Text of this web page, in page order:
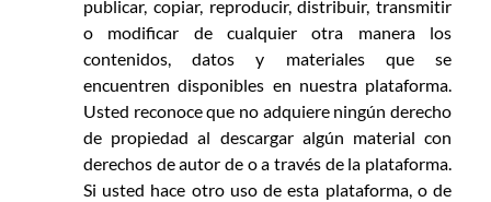
publicar, copiar, reproducir, distribuir, transmitir
o modificar de cualquier otra manera los
contenidos, datos y materiales que se
encuentren disponibles en nuestra plataforma.
Usted reconoce que no adquiere ningún derecho
de propiedad al descargar algún material con
derechos de autor de o a través de la plataforma.
Si usted hace otro uso de esta plataforma, o de